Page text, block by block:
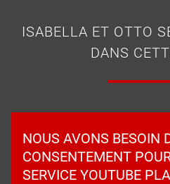
ISABELLA ET OTTO
DANS
NOUS AVONS BESOIN
CONSENTEMENT
SERVICE YOUTUBE